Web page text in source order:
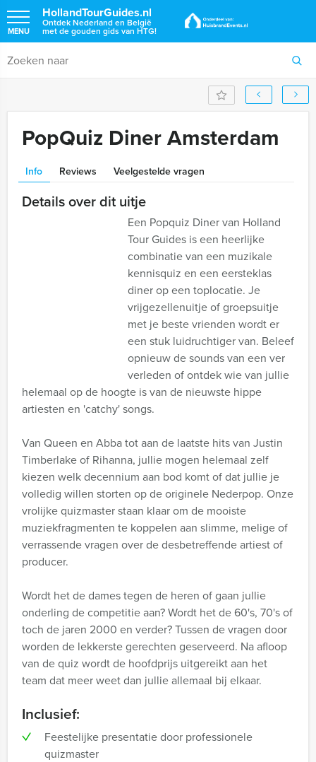
HollandTourGuides.nl
Ontdek Nederland en België
met de gouden gids van HTG!
MENU
PopQuiz Diner Amsterdam
Info Reviews Veelgestelde vragen
Details over dit uitje
Een Popquiz Diner van Holland
Tour Guides is een heerlijke
combinatie van een muzikale
kennisquiz en een eersteklas
diner op een toplocatie. Je
vrijgezellenuitje of groepsuitje
met je beste vrienden wordt er
een stuk luidruchtiger van. Beleef
opnieuw de sounds van een ver
verleden of ontdek wie van jullie
helemaal op de hoogte is van de nieuwste hippe
artiesten en 'catchy' songs.
Van Queen en Abba tot aan de laatste hits van Justin
Timberlake of Rihanna, jullie mogen helemaal zelf
kiezen welk decennium aan bod komt of dat jullie je
volledig willen storten op de originele Nederpop. Onze
vrolijke quizmaster staan klaar om de mooiste
muziekfragmenten te koppelen aan slimme, melige of
verrassende vragen over de desbetreffende artiest of
producer.
Wordt het de dames tegen de heren of gaan jullie
onderling de competitie aan? Wordt het de 60's, 70's of
toch de jaren 2000 en verder? Tussen de vragen door
worden de lekkerste gerechten geserveerd. Na afloop
van de quiz wordt de hoofdprijs uitgereikt aan het
team dat meer weet dan jullie allemaal bij elkaar.
Inclusief:
Feestelijke presentatie door professionele
quizmaster